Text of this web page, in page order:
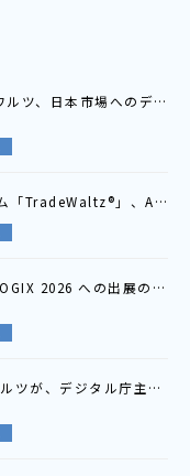
WaveBLと株式会社トレードワルツ、日本市場へのデジタル貿易接続拡大に向け プラットフォーム連携契約を締結
貿易情報連携プラットフォーム「TradeWaltz®」、AI貿易書類照合機能を4月より提供開始～ 23項目を自動照合、貿易書類間の照合業務を抜本的に効率化 〜
第7回 関西物流展 KANSAI LOGIX 2026 への出展のお知らせ
貿易DXを推進するトレードワルツが、デジタル庁主催 「第3回国際データガバナンスアドバイザリー委員会」に参加 ～官民連携による「データ経済圏」の構築について議論～